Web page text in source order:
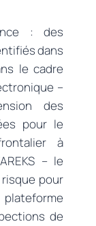
: des
dans
le cadre
–
des
pour le
à
– le
pour
de